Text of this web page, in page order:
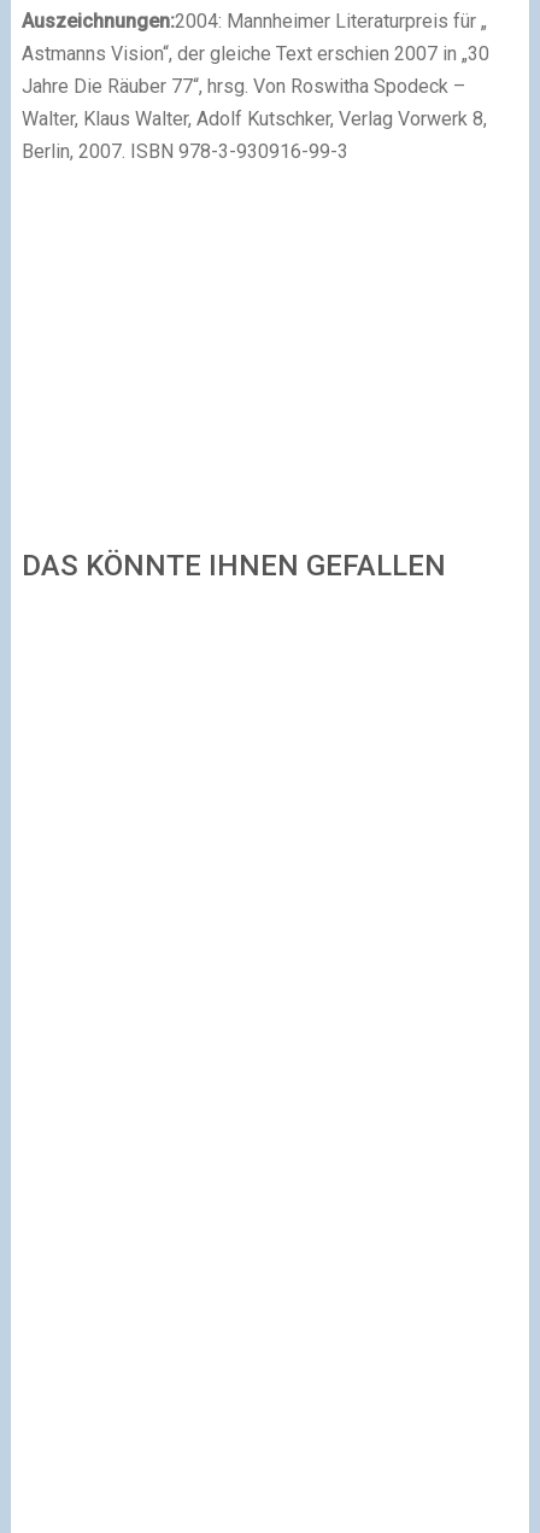
Auszeichnungen:2004: Mannheimer Literaturpreis für „
Astmanns Vision“, der gleiche Text erschien 2007 in „30
Jahre Die Räuber 77“, hrsg. Von Roswitha Spodeck –
Walter, Klaus Walter, Adolf Kutschker, Verlag Vorwerk 8,
Berlin, 2007. ISBN 978-3-930916-99-3
DAS KÖNNTE IHNEN GEFALLEN